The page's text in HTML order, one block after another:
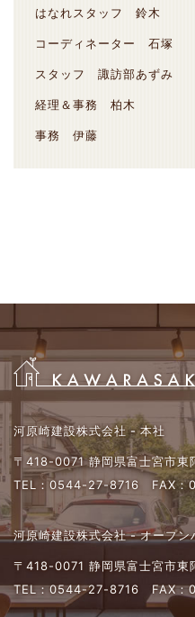
はなれスタッフ 鈴木
コーディネーター 石塚
スタッフ 諏訪部あずみ
経理＆事務 柏木
事務 伊藤
河原崎建設株式会社 - 本社
〒418-0071 静岡県富士宮市東
TEL： 0544-27-8716 FAX：
河原崎建設株式会社 - オープン
〒418-0071 静岡県富士宮市東
TEL：0544-27-8716 FAX：